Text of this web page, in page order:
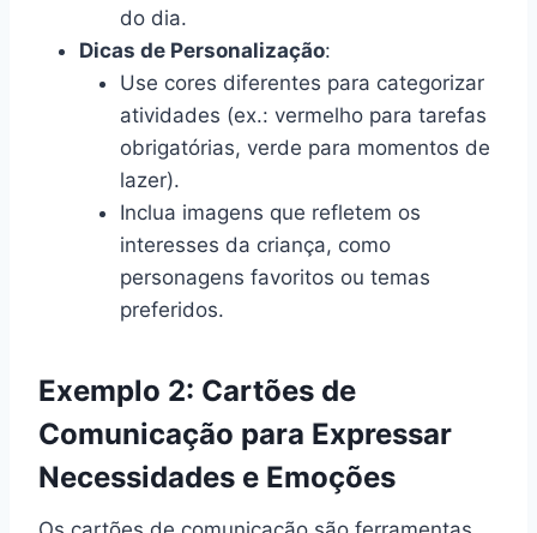
do dia.
Dicas de Personalização:
Use cores diferentes para categorizar
atividades (ex.: vermelho para tarefas
obrigatórias, verde para momentos de
lazer).
Inclua imagens que refletem os
interesses da criança, como
personagens favoritos ou temas
preferidos.
Exemplo 2: Cartões de
Comunicação para Expressar
Necessidades e Emoções